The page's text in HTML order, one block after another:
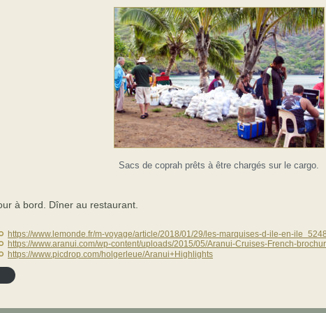
Sacs de coprah prêts à être chargés sur le cargo.
à bord. Dîner au restaurant.
https://www.lemonde.fr/m-voyage/article/2018/01/29/les-marquises-d-ile-en-
https://www.aranui.com/wp-content/uploads/2015/05/Aranui-Cruises-French-
https://www.picdrop.com/holgerleue/Aranui+Highlights